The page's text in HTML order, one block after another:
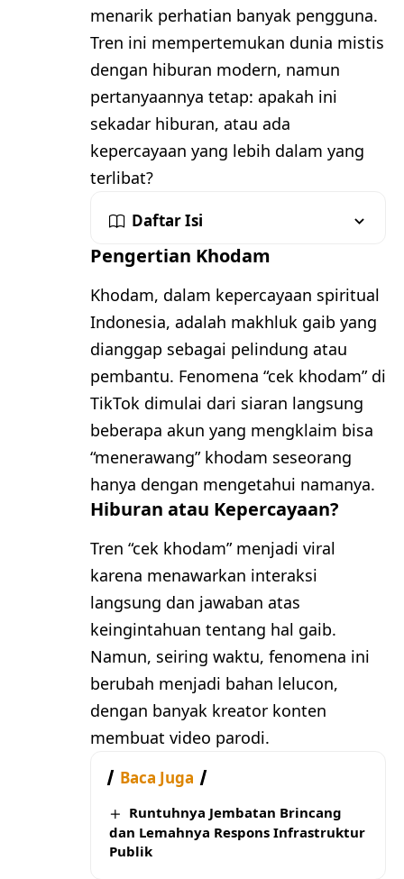
menarik perhatian banyak pengguna.
Tren ini mempertemukan dunia mistis
dengan hiburan modern, namun
pertanyaannya tetap: apakah ini
sekadar hiburan, atau ada
kepercayaan yang lebih dalam yang
terlibat?
Daftar Isi
Pengertian Khodam
Khodam, dalam kepercayaan spiritual
Indonesia, adalah makhluk gaib yang
dianggap sebagai pelindung atau
pembantu. Fenomena “cek khodam” di
TikTok dimulai dari siaran langsung
beberapa akun yang mengklaim bisa
“menerawang” khodam seseorang
hanya dengan mengetahui namanya.
Hiburan atau Kepercayaan?
Tren “cek khodam” menjadi viral
karena menawarkan interaksi
langsung dan jawaban atas
keingintahuan tentang hal gaib.
Namun, seiring waktu, fenomena ini
berubah menjadi bahan lelucon,
dengan banyak kreator konten
membuat video parodi.
Baca Juga
Runtuhnya Jembatan Brincang
dan Lemahnya Respons Infrastruktur
Publik